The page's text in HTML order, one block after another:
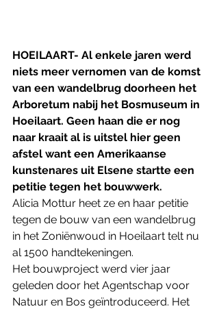
HOEILAART- Al enkele jaren werd
niets meer vernomen van de komst
van een wandelbrug doorheen het
Arboretum nabij het Bosmuseum in
Hoeilaart. Geen haan die er nog
naar kraait al is uitstel hier geen
afstel want een Amerikaanse
kunstenares uit Elsene startte een
petitie tegen het bouwwerk.
Alicia Mottur heet ze en haar petitie
tegen de bouw van een wandelbrug
in het Zoniënwoud in Hoeilaart telt nu
al 1500 handtekeningen.
Het bouwproject werd vier jaar
geleden door het Agentschap voor
Natuur en Bos geïntroduceerd. Het